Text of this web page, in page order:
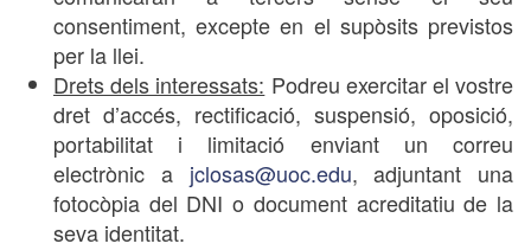
consentiment, excepte en el supòsits previstos
per la llei.
Drets dels interessats: Podreu exercitar el vostre
dret d’accés, rectificació, suspensió, oposició,
portabilitat i limitació enviant un correu
electrònic a jclosas@uoc.edu, adjuntant una
fotocòpia del DNI o document acreditatiu de la
seva identitat.